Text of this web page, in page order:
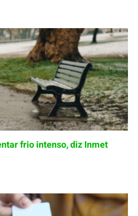
frio intenso, diz Inmet